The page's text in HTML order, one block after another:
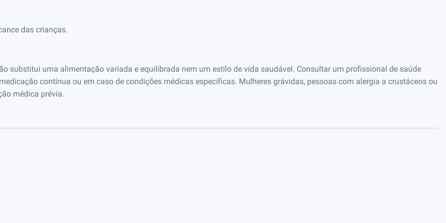
das crianças.
substitui uma alimentação variada e equilibrada nem um estilo de vida saudável. Consultar um profissional de saúde
contínua ou em caso de condições médicas específicas. Mulheres grávidas, pessoas com alergia a crustáceos ou
médica prévia.